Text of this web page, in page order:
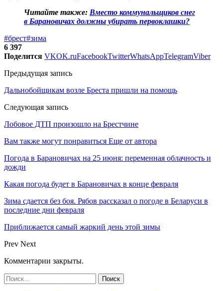
Читайте также: Вместо коммунальщиков снег
в Барановичах должны убирать первоклашки?
#брест#зима
6 397
Поделится VKOK.ruFacebookTwitterWhatsAppTelegramViber
Предыдущая запись
Дальнобойщикам возле Бреста пришли на помощь
Следующая запись
Лобовое ДТП произошло на Брестчине
Вам также могут понравиться Еще от автора
Погода в Барановичах на 25 июня: переменная облачность и
дожди
Какая погода будет в Барановичах в конце февраля
Зима сдается без боя. Рябов рассказал о погоде в Беларуси в
последние дни февраля
Приближается самый жаркий день этой зимы
Prev Next
Комментарии закрыты.